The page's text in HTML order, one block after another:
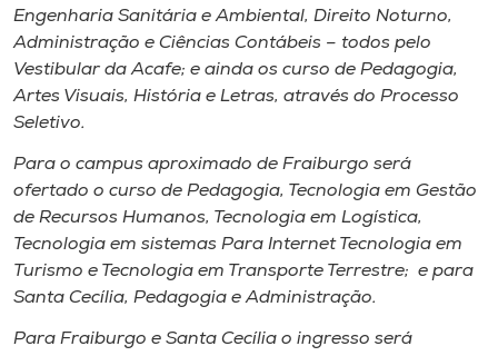
Museu
Unoesc
Store
Selecione
o idioma
A+
Engenharia Sanitária e Ambiental, Direito Noturno,
Administração e Ciências Contábeis – todos pelo
Vestibular da Acafe; e ainda os curso de Pedagogia,
Artes Visuais, História e Letras, através do Processo
Seletivo.
Para o campus aproximado de Fraiburgo será
ofertado o curso de Pedagogia, Tecnologia em Gestão
de Recursos Humanos, Tecnologia em Logística,
Tecnologia em sistemas Para Internet Tecnologia em
Turismo e Tecnologia em Transporte Terrestre; e para
Santa Cecília, Pedagogia e Administração.
Para Fraiburgo e Santa Cecília o ingresso será